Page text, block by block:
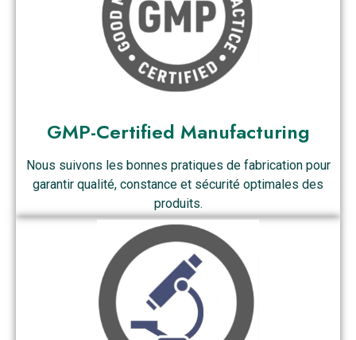
GMP-Certified Manufacturing
Nous suivons les bonnes pratiques de fabrication pour
garantir qualité, constance et sécurité optimales des
produits.